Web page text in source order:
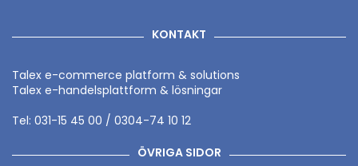
KONTAKT
Talex e-commerce platform & solutions
Talex e-handelsplattform & lösningar
Tel: 031-15 45 00 / 0304-74 10 12
ÖVRIGA SIDOR